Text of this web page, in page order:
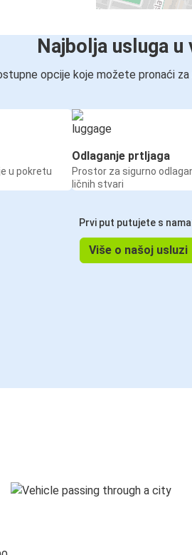
Najbolja usluga u
opcije koje možete pronaći za
u pokretu
Odlaganje prtljaga
Prostor za sigurno
ličnih stvari
Prvi put putujete s
Više o našoj usluzi